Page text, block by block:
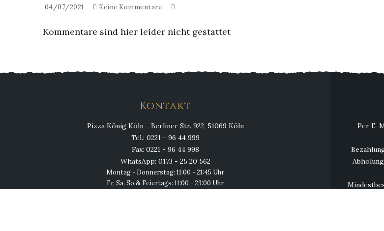
04/07/2021 Keine Kommentare
Kommentare sind hier leider nicht gestattet
Kontakt
Pizza König Köln - Berliner Str. 922, 51069 Köln
Tel.: 0221 - 96 44 999
Fax: 0221 - 96 44 998
WhatsApp: 0173 - 25 20 562
Montag - Donnerstag: 11:00 - 21:45 Uhr
Fr, Sa, So & Feiertags: 11:00 - 23:00 Uhr
Per E-